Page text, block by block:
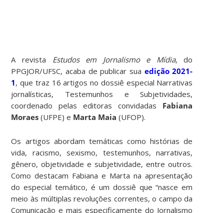
A revista Estudos em Jornalismo e Mídia, do
PPGJOR/UFSC, acaba de publicar sua edição 2021-
1, que traz 16 artigos no dossiê especial Narrativas
jornalísticas, Testemunhos e Subjetividades,
coordenado pelas editoras convidadas Fabiana
Moraes (UFPE) e Marta Maia (UFOP).
Os artigos abordam temáticas como histórias de
vida, racismo, sexismo, testemunhos, narrativas,
gênero, objetividade e subjetividade, entre outros.
Como destacam Fabiana e Marta na apresentação
do especial temático, é um dossiê que “nasce em
meio às múltiplas revoluções correntes, o campo da
Comunicação e mais especifi­camente do Jornalismo